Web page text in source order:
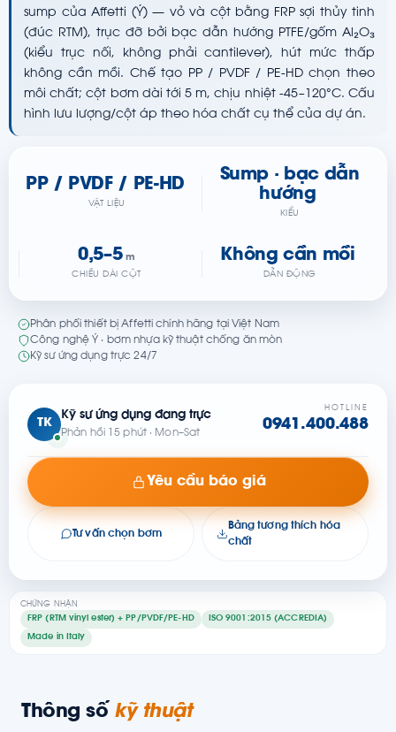
CHỨNG NHẬN
FRP (RTM vinyl ester) + PP/PVDF/PE-HD ISO 9001:2015 (ACCREDIA)
Made in Italy
sump của Affetti (Ý) — vỏ và cột bằng FRP sợi thủy tinh
(đúc RTM), trục đỡ bởi bạc dẫn hướng PTFE/gốm Al₂O₃
(kiểu trục nối, không phải cantilever), hút mức thấp
không cần mồi. Chế tạo PP / PVDF / PE-HD chọn theo
môi chất; cột bơm dài tới 5 m, chịu nhiệt -45~120°C. Cấu
hình lưu lượng/cột áp theo hóa chất cụ thể của dự án.
PP / PVDF / PE-HD
VẬT LIỆU
Sump · bạc dẫn
hướng
KIỂU
0,5–5 m
CHIỀU DÀI CỘT
Không cần mồi
DẪN ĐỘNG
Phân phối thiết bị Affetti chính hãng tại Việt Nam
Công nghệ Ý · bơm nhựa kỹ thuật chống ăn mòn
Kỹ sư ứng dụng trực 24/7
TK
Kỹ sư ứng dụng đang trực
Phản hồi 15 phút · Mon–Sat
HOTLINE
0941.400.488
Yêu cầu báo giá
Tư vấn chọn bơm
Bảng tương thích hóa
chất
Thông số kỹ thuật